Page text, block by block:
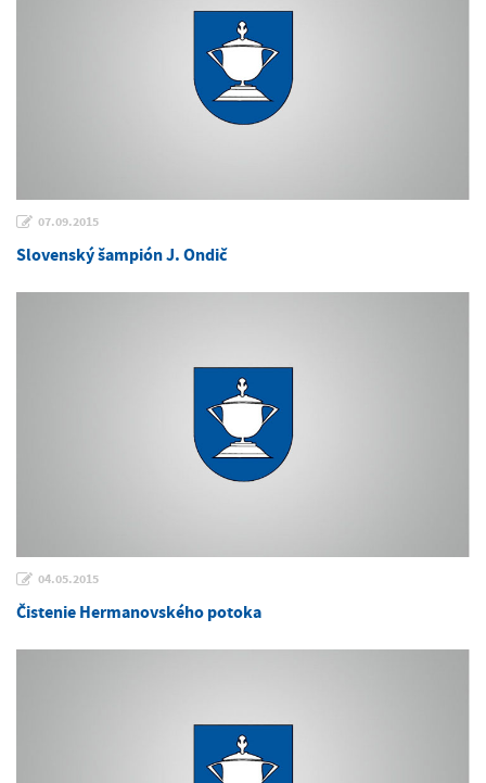
07.09.2015
Slovenský šampión J. Ondič
04.05.2015
Čistenie Hermanovského potoka